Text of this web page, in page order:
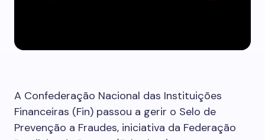
A Confederação Nacional das Instituições
Financeiras (Fin) passou a gerir o Selo de
Prevenção a Fraudes, iniciativa da Federação